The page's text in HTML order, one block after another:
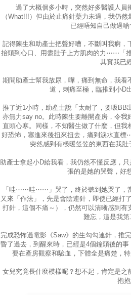
過了大概個多小時，突然好多醫護人員
（What!!!）但由於止痛針藥力未過，我仍
已經唔知自己做過
記得陳生和助產士把聲好嘈，不斷叫我痾，
抬頭到心口、用盡肚子上方肌肉的力⋯⋯「
其實我已
期間助產士幫我放尿，嘩，痛到無命，我
道，刺痛至極，臨推到小D
推了近1小時，助產士說「太耐了，要吸BB
亦無力say no。此時陳生要離開產房，令
直頭心寒。同樣，不知醫生做了什麼，但我
好恐怖，塞進來後扭來扭去，痛到淚水直
突然感到有樣暖笠笠的東西在我肚
助產士拿起小D給我看，我仍然不懂反應，
張的是她的哭聲，
「哇⋯⋯哇⋯⋯」哭了，終於聽到她哭了，
又來「作法」，先是會陰連針，即使已經打
打針，這個不痛～），仍然可以清晰感到
難忘，這是我第
完成恐怖過電影《Saw》的生勾勾連針，推
昏了過去，到醒來時，已經是4個鐘頭後的
要在產房觀察和驗血，下體全是痛楚，
女兒究竟長什麼模樣呢？想不起，肯定是之
抱抱